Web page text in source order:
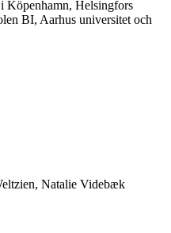
Köpenhamn, Helsingfors
BI, Aarhus universitet och
Natalie Videbæk